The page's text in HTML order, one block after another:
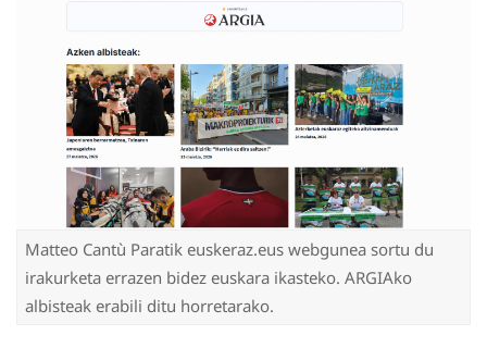
Matteo Cantù Paratik euskeraz.eus webgunea sortu du
irakurketa errazen bidez euskara ikasteko. ARGIAko
albisteak erabili ditu horretarako.